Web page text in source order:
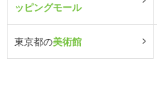
ッピングモール
東京都の美術館